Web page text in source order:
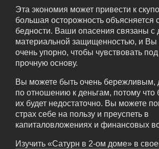
Эта экономия может привести к
большая осторожность объясняется
бедности. Ваши опасения связаны с
материальной защищенностью, и Вы
очень упорно, чтобы чувствовать
прочную основу.
Вы можете быть очень бережливым,
по отношению к деньгам, потому что
их будет недостаточно. Вы можете
страх себе на пользу и преуспеть в
капиталовложениях и финансовых
Изучить «Сатурн в 2-ом доме» в